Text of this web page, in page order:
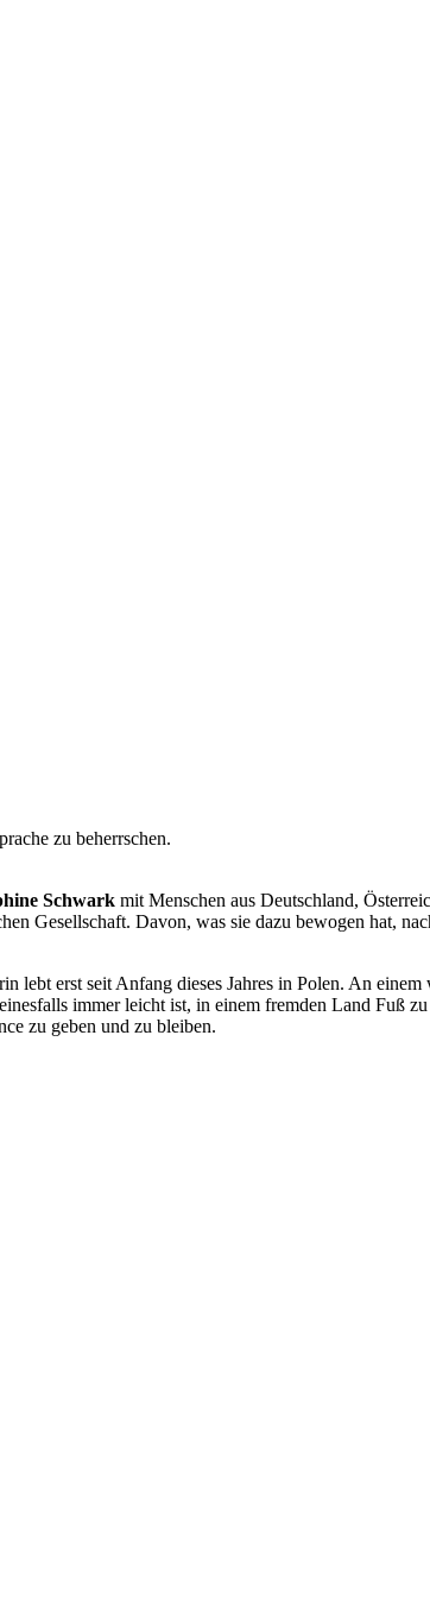
zu beherrschen.
Schwark mit Menschen aus Deutschland,
Gesellschaft. Davon, was sie dazu bewogen hat,
lebt erst seit Anfang dieses Jahres in Polen. An
immer leicht ist, in einem fremden Land Fuß
zu geben und zu bleiben.